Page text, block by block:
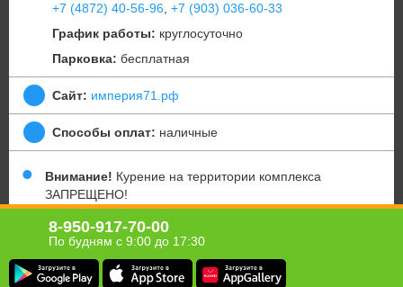
+7 (4872) 40-56-96, +7 (903) 036-60-33
График работы: круглосуточно
Парковка: бесплатная
Сайт: империя71.рф
Способы оплат: наличные
Внимание! Курение на территории комплекса
ЗАПРЕЩЕНО!
Если участник акции не предупреждает об опоздании
или отмене визита за 24 часа, то купон считается
Юридическая информация о партнёре
8-950-917-70-00
По будням с 9:00 до 17:30